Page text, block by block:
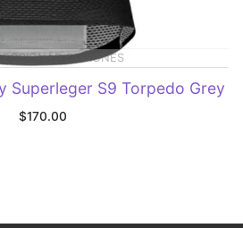
OPCIONES
Superleger S9 Torpedo Grey
$170.00